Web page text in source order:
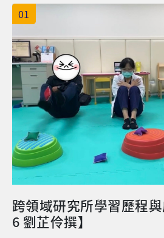
01
跨領域研究所學習歷程
6 劉芷伶撰】